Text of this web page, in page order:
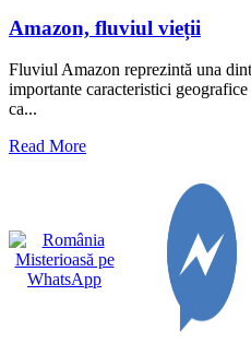
Amazon, fluviul vieții
Fluviul Amazon reprezintă una
importante caracteristici
ca...
Read MoreRead
vieții